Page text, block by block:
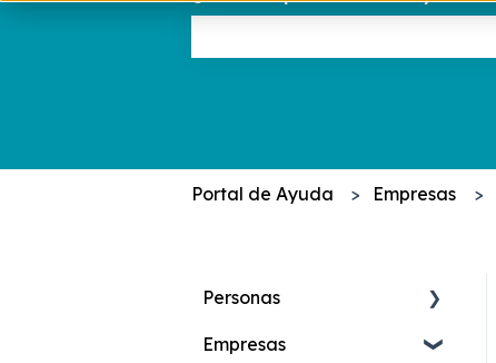
Portal de Ayuda Empresas
Personas
Cuenta de Ahorros
Empresas